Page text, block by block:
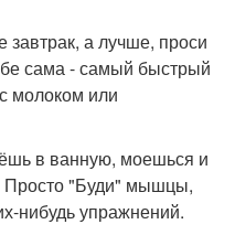
завтрак, а лучше, проси
сама - самый быстрый
молоком или
в ванную, моешься и
Просто "Буди" мышцы,
нибудь упражнений.